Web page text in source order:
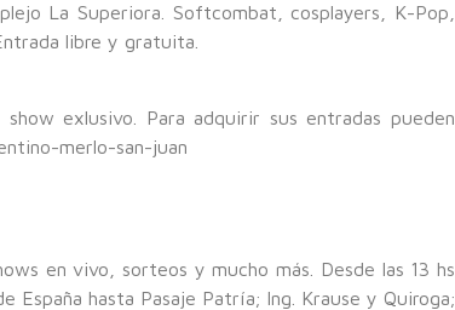
La Superiora. Softcombat, cosplayers, K-Pop,
libre y gratuita.
exlusivo. Para adquirir sus entradas pueden
merlo-san-juan
en vivo, sorteos y mucho más. Desde las 13 hs
España hasta Pasaje Patría; Ing. Krause y Quiroga;